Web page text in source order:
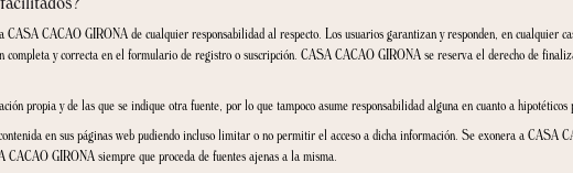
privacidad de datos.
públicos u otras partes, solo se revelará lo estrictamente necesario para el cumplimiento
actuales o futuras de CASA CACAO GIRONA.